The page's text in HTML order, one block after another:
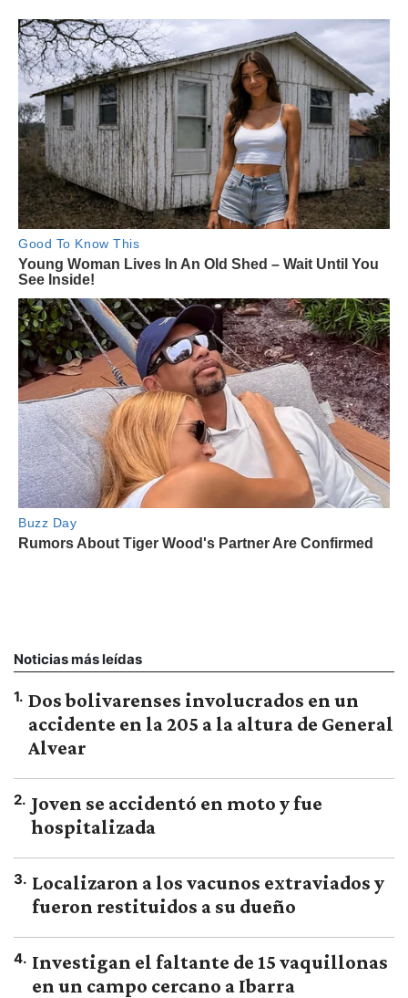
Noticias más leídas
1. Dos bolivarenses involucrados en un
accidente en la 205 a la altura de General
Alvear
2. Joven se accidentó en moto y fue
hospitalizada
3. Localizaron a los vacunos extraviados y
fueron restituidos a su dueño
4. Investigan el faltante de 15 vaquillonas
en un campo cercano a Ibarra